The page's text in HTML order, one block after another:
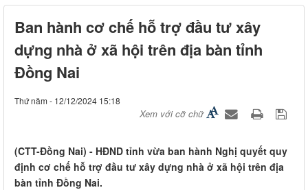
Ban hành cơ chế hỗ trợ đầu tư xây
dựng nhà ở xã hội trên địa bàn tỉnh
Đồng Nai
Thứ năm - 12/12/2024 15:18
Xem với cỡ chữ
​(CTT-Đồng Nai) - HĐND tỉnh vừa ban hành Nghị quyết quy
định cơ chế hỗ trợ đầu tư xây dựng nhà ở xã hội trên địa
bàn tỉnh Đồng Nai.